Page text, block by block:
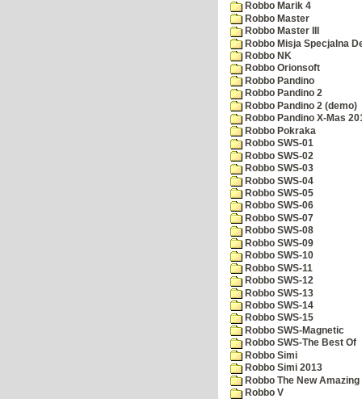
Robbo Marik 4
Robbo Master
Robbo Master III
Robbo Misja Specjalna
Robbo NK
Robbo Orionsoft
Robbo Pandino
Robbo Pandino 2
Robbo Pandino 2 (demo)
Robbo Pandino X-Mas
Robbo Pokraka
Robbo SWS-01
Robbo SWS-02
Robbo SWS-03
Robbo SWS-04
Robbo SWS-05
Robbo SWS-06
Robbo SWS-07
Robbo SWS-08
Robbo SWS-09
Robbo SWS-10
Robbo SWS-11
Robbo SWS-12
Robbo SWS-13
Robbo SWS-14
Robbo SWS-15
Robbo SWS-Magnetic
Robbo SWS-The Best Of
Robbo Simi
Robbo Simi 2013
Robbo The New
Robbo V